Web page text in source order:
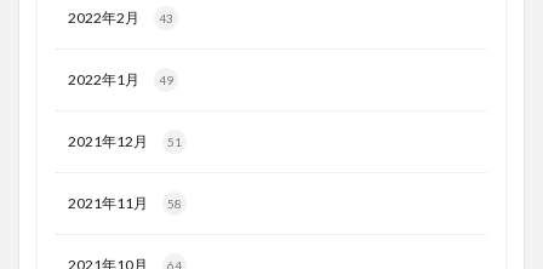
2022年2月 43
2022年1月 49
2021年12月 51
2021年11月 58
2021年10月 64